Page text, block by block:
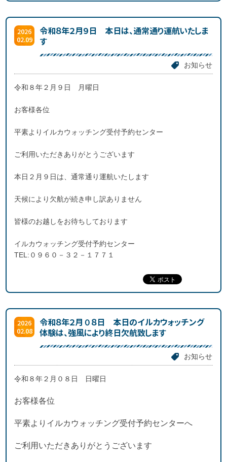
2026
02.09
令和８年２月９日 本日は、通常通り運航いたしま
す
お知らせ
令和８年２月９日 月曜日
お客様各位
平素よりイルカウォッチング受付予約センター
ご利用いただきありがとうございます
本日２月９日は、通常通り運航いたします
天候により欠航が続き申し訳ありません
皆様のお越しをお待ちしております
イルカウォッチング受付予約センター
TEL:０９６０－３２－１７７１
2026
02.08
令和８年２月０８日 本日のイルカウォッチング
体験は、強風により終日欠航致します
お知らせ
令和８年２月０８日 日曜日
お客様各位
平素よりイルカウォッチング受付予約センターへ
ご利用いただきありがとうございます